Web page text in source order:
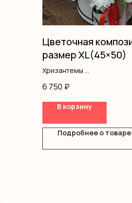
Цветочная
размер XL(45×50)
Хризантемы
Кустовая роза
Розы одноголовые
Писташ
Оазис
Коробка
6 750 ₽
В корзину
Подробнее о товаре